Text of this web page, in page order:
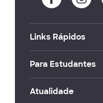
Links Rápidos
Para Estudantes
Atualidade